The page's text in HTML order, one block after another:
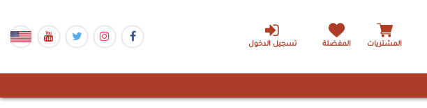
تسجيل الدخول المشتريات المفضلة